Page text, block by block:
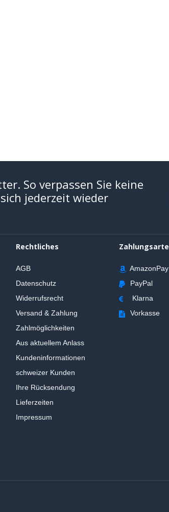
So verpassen Sie keine
jederzeit wieder
Rechtliches
AGB
Datenschutz
Widerrufsrecht
Versand & Zahlung
Zahlmöglichkeiten
Aus aktuellem Anlass
Kundeninformationen
schweizer Kunden
Ihre Rücksendung
Lieferzeiten
Impressum
Zahlungsarte
AmazonPay
PayPal
Klarna
Vorkasse